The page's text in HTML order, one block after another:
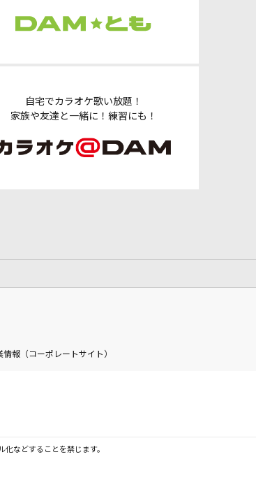
自宅でカラオケ歌い放題！
家族や友達と一緒に！練習にも！
情報（コーポレートサイト）
などすることを禁じます。